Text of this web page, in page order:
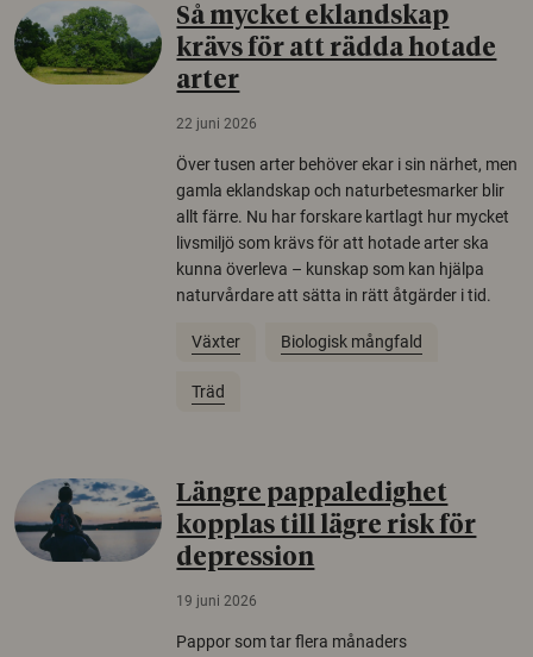
Så mycket eklandskap
krävs för att rädda hotade
arter
22 juni 2026
Över tusen arter behöver ekar i sin närhet, men
gamla eklandskap och naturbetesmarker blir
allt färre. Nu har forskare kartlagt hur mycket
livsmiljö som krävs för att hotade arter ska
kunna överleva – kunskap som kan hjälpa
naturvårdare att sätta in rätt åtgärder i tid.
Växter Biologisk mångfald
Träd
Längre pappaledighet
kopplas till lägre risk för
depression
19 juni 2026
Pappor som tar flera månaders